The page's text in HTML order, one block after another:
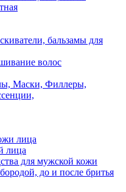
бальзамы для
волос
Маски, Филлеры,
лица
лица
для мужской кожи
до и после бритья